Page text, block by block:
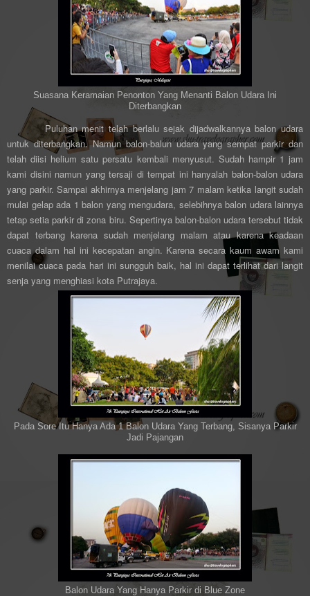
Suasana Keramaian Penonton Yang Menanti Balon Udara Ini
Diterbangkan
Puluhan menit telah berlalu sejak dijadwalkannya balon udara
untuk diterbangkan. Namun balon-balun udara yang sempat parkir dan
telah diisi helium satu persatu kembali menyusut. Sudah hampir 1 jam
kami disini namun yang tersaji di tempat ini hanyalah balon-balon udara
yang parkir. Sampai akhirnya menjelang jam 7 malam ketika langit sudah
mulai gelap ada 1 balon yang mengudara, selebihnya balon udara lainnya
tetap setia parkir di zona biru. Sepertinya balon-balon udara tersebut tidak
dapat terbang karena sudah menjelang malam atau karena keadaan
cuaca dalam hal ini kecepatan angin. Karena secara kaum awam kami
menilai cuaca pada hari ini sungguh baik, hal ini dapat terlihat dari langit
senja yang menghiasi kota Putrajaya.
Pada Sore Itu Hanya Ada 1 Balon Udara Yang Terbang, Sisanya Parkir
Jadi Pajangan
Balon Udara Yang Hanya Parkir di Blue Zone